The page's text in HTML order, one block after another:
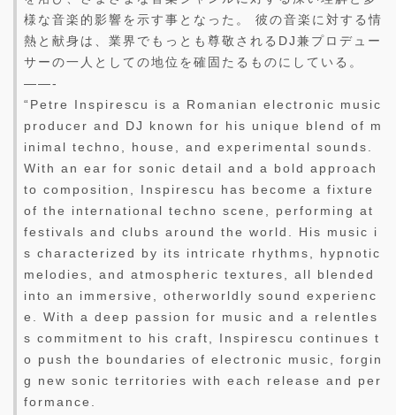
様な音楽的影響を示す事となった。 彼の音楽に対する情
熱と献身は、業界でもっとも尊敬されるDJ兼プロデュー
サーの一人としての地位を確固たるものにしている。
——-
“Petre Inspirescu is a Romanian electronic music
producer and DJ known for his unique blend of m
inimal techno, house, and experimental sounds.
With an ear for sonic detail and a bold approach
to composition, Inspirescu has become a fixture
of the international techno scene, performing at
festivals and clubs around the world. His music i
s characterized by its intricate rhythms, hypnotic
melodies, and atmospheric textures, all blended
into an immersive, otherworldly sound experienc
e. With a deep passion for music and a relentles
s commitment to his craft, Inspirescu continues t
o push the boundaries of electronic music, forgin
g new sonic territories with each release and per
formance.